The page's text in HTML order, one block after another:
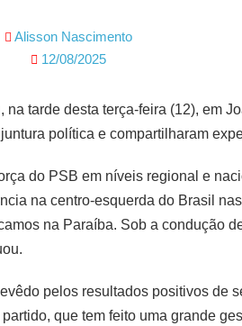
Alisson Nascimento
12/08/2025
tarde desta terça-feira (12), em
política e compartilharam
do PSB em níveis regional e
na centro-esquerda do Brasil
na Paraíba. Sob a condução
pelos resultados positivos de
que tem feito uma grande